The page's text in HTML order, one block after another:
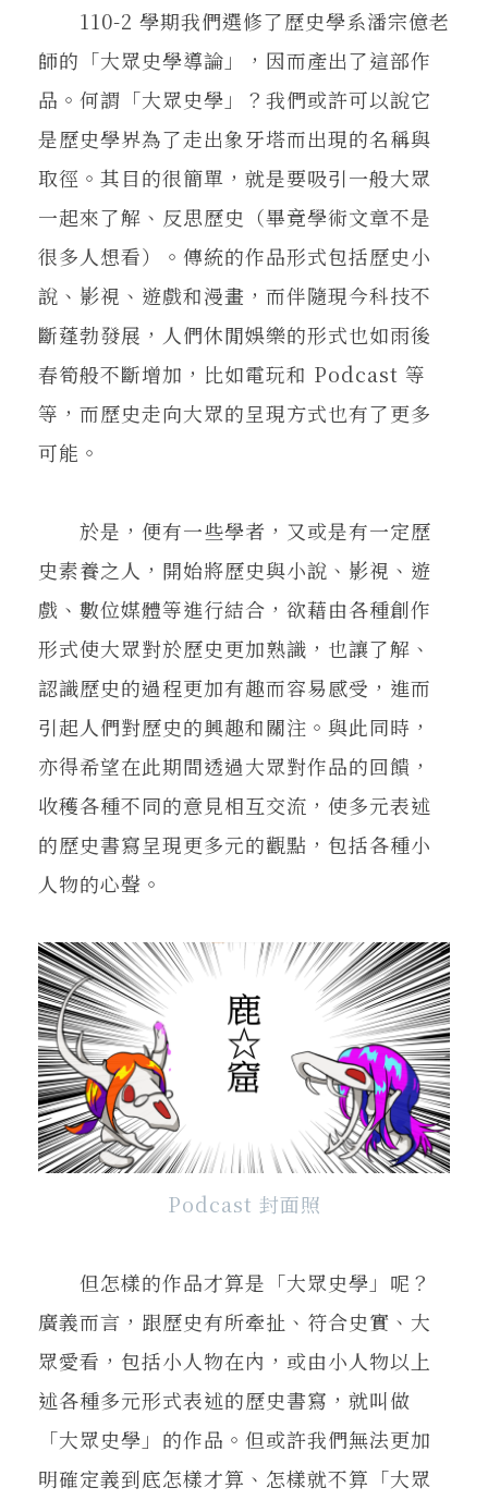
110-2 學期我們選修了歷史學系潘宗億老
師的「大眾史學導論」，因而產出了這部作
品。何謂「大眾史學」？我們或許可以說它
是歷史學界為了走出象牙塔而出現的名稱與
取徑。其目的很簡單，就是要吸引一般大眾
一起來了解、反思歷史（畢竟學術文章不是
很多人想看）。傳統的作品形式包括歷史小
說、影視、遊戲和漫畫，而伴隨現今科技不
斷蓬勃發展，人們休閒娛樂的形式也如雨後
春筍般不斷增加，比如電玩和 Podcast 等
等，而歷史走向大眾的呈現方式也有了更多
可能。
於是，便有一些學者，又或是有一定歷
史素養之人，開始將歷史與小說、影視、遊
戲、數位媒體等進行結合，欲藉由各種創作
形式使大眾對於歷史更加熟識，也讓了解、
認識歷史的過程更加有趣而容易感受，進而
引起人們對歷史的興趣和關注。與此同時，
亦得希望在此期間透過大眾對作品的回饋，
收穫各種不同的意見相互交流，使多元表述
的歷史書寫呈現更多元的觀點，包括各種小
人物的心聲。
Podcast 封面照
但怎樣的作品才算是「大眾史學」呢？
廣義而言，跟歷史有所牽扯、符合史實、大
眾愛看，包括小人物在內，或由小人物以上
述各種多元形式表述的歷史書寫，就叫做
「大眾史學」的作品。但或許我們無法更加
明確定義到底怎樣才算、怎樣就不算「大眾